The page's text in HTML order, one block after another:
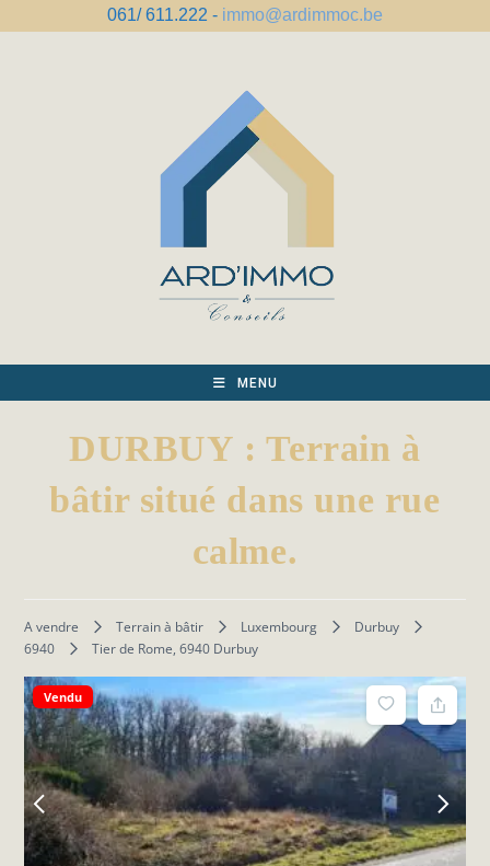
061/ 611.222 - immo@ardimmoc.be
MENU
DURBUY : Terrain à
bâtir situé dans une rue
calme.
A vendre Terrain à bâtir Luxembourg
Durbuy
6940
Tier de Rome, 6940 Durbuy
Vendu